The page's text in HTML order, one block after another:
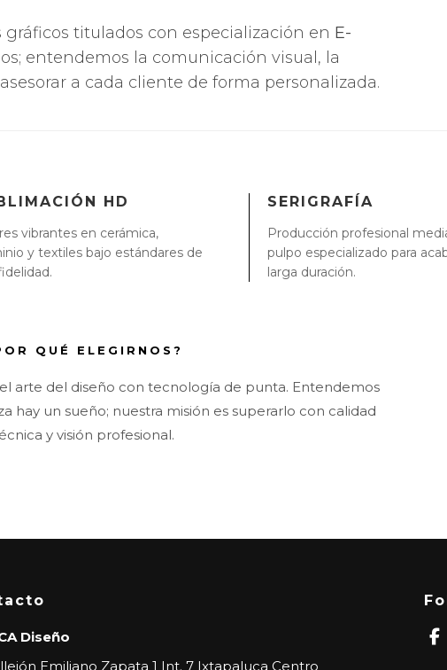
titulados con especialización en E-
entendemos la comunicación visual, la
a cada cliente de forma personalizada.
HD
vibrantes en cerámica,
y textiles bajo estándares de
SERIGRAFÍA
Producción profesional
pulpo especializado para
larga duración.
QUÉ ELEGIRNOS?
arte del diseño con tecnología de punta. Entendemos
hay un sueño; nuestra misión es superarlo con calidad
y visión profesional.
Diseño
Emiliano Zapata 1 Int. 7 Ixtapaluca Centro